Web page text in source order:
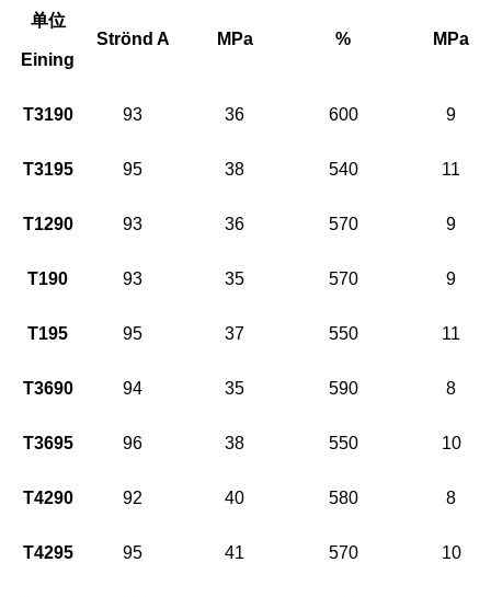
单位
Eining
Strönd A MPa % MPa
T3190 93 36 600 9
T3195 95 38 540 11
T1290 93 36 570 9
T190 93 35 570 9
T195 95 37 550 11
T3690 94 35 590 8
T3695 96 38 550 10
T4290 92 40 580 8
T4295 95 41 570 10